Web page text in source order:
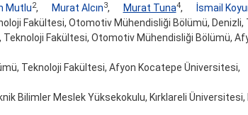
Mutlu2, Murat Alcın3, Murat Tuna4, İsmail
Fakültesi, Otomotiv Mühendisliği Bölümü, Denizli,
Fakültesi, Otomotiv Mühendisliği Bölümü,
Teknoloji Fakültesi, Afyon Kocatepe Üniversitesi,
Bilimler Meslek Yüksekokulu, Kırklareli Üniversitesi,